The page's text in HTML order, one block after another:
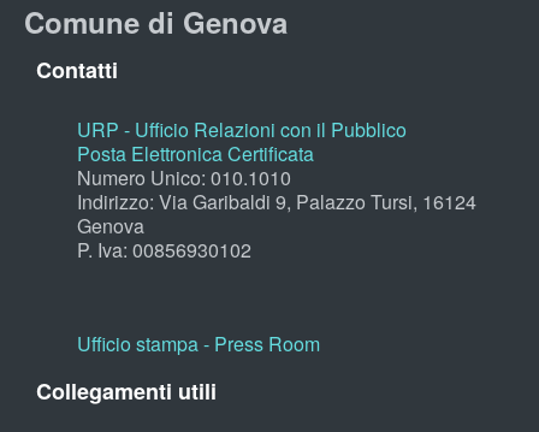
Comune di Genova
Contatti
URP - Ufficio Relazioni con il Pubblico
Posta Elettronica Certificata
Numero Unico: 010.1010
Indirizzo: Via Garibaldi 9, Palazzo Tursi, 16124
Genova
P. Iva: 00856930102
Ufficio stampa - Press Room
Collegamenti utili